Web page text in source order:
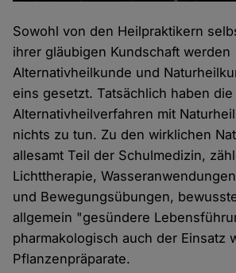
Sowohl von den Heilpraktikern
ihrer gläubigen Kundschaft werden
Alternativheilkunde und
eins gesetzt. Tatsächlich haben
Alternativheilverfahren mit
nichts zu tun. Zu den wirklichen
allesamt Teil der Schulmedizin,
Lichttherapie,
und Bewegungsübungen,
allgemein "gesündere
pharmakologisch auch der Einsatz
Pflanzenpräparate.